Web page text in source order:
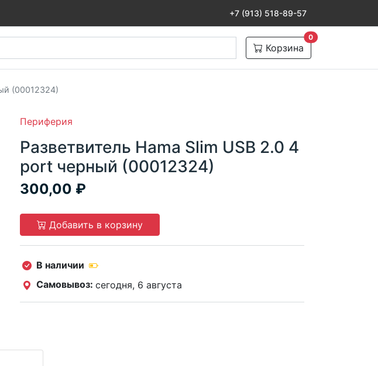
+7 (913) 518-89-57
Корзина
0товаров в корзине
(00012324)
Периферия
Разветвитель Hama Slim USB 2.0 4
port черный (00012324)
300,00
Добавить в корзину
В наличии
Самовывоз: сегодня, 6 августа